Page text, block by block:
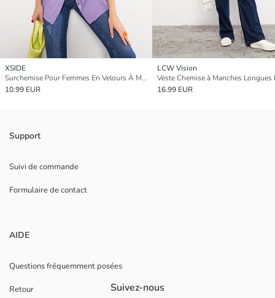
XSIDE
Surchemise Pour Femmes En Velours À Manches Longues Coupe Régulière Boutonnée
10.99 EUR
LCW Vision
16.99 EUR
Support
Suivi de commande
Formulaire de contact
AIDE
Questions fréquemment posées
Retour Suivez-nous